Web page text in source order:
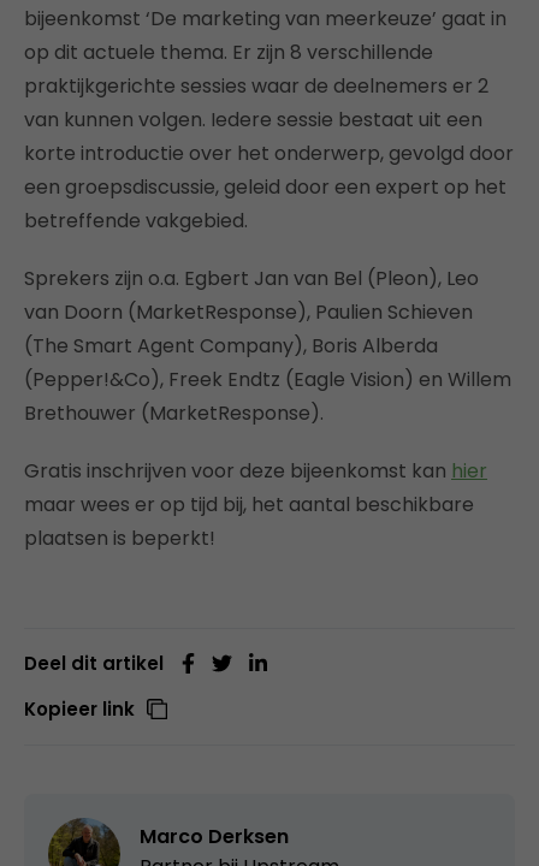
bijeenkomst ‘De marketing van meerkeuze’ gaat in
op dit actuele thema. Er zijn 8 verschillende
praktijkgerichte sessies waar de deelnemers er 2
van kunnen volgen. Iedere sessie bestaat uit een
korte introductie over het onderwerp, gevolgd door
een groepsdiscussie, geleid door een expert op het
betreffende vakgebied.
Sprekers zijn o.a. Egbert Jan van Bel (Pleon), Leo
van Doorn (MarketResponse), Paulien Schieven
(The Smart Agent Company), Boris Alberda
(Pepper!&Co), Freek Endtz (Eagle Vision) en Willem
Brethouwer (MarketResponse).
Gratis inschrijven voor deze bijeenkomst kan hier
maar wees er op tijd bij, het aantal beschikbare
plaatsen is beperkt!
Deel dit artikel
Kopieer link
Marco Derksen